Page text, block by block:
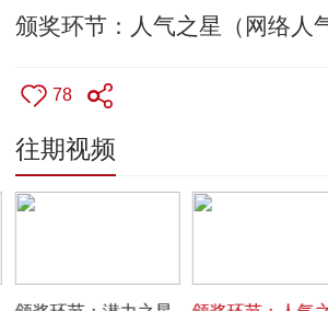
颁奖环节：人气之星（网络人
78
往期视频